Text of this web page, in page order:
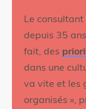
Le
depuis 35
fait, des
dans une
va vite et les
organisés »,